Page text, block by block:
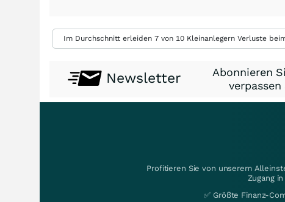
Im Durchschnitt erleiden 7 von 10 Kleinanlegern Verluste
Newsletter
Abonnieren
Profitieren Sie von unserem
Zugang
✅ Größte Finanz-